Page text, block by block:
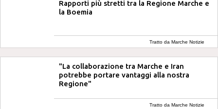
Rapporti più stretti tra la Regione Marche e
la Boemia
Tratto da Marche Notizie
"La collaborazione tra Marche e Iran
potrebbe portare vantaggi alla nostra
Regione"
Tratto da Marche Notizie